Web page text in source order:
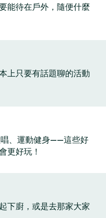
能待在戶外，隨便什麼
上只要有話題聊的活動
、運動健身——這些好
更好玩！
下廚，或是去那家大家